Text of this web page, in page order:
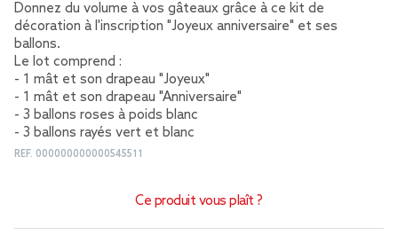
Donnez du volume à vos gâteaux grâce à ce kit de
décoration à l'inscription "Joyeux anniversaire" et ses
ballons.
Le lot comprend :
- 1 mât et son drapeau "Joyeux"
- 1 mât et son drapeau "Anniversaire"
- 3 ballons roses à poids blanc
- 3 ballons rayés vert et blanc
REF. 000000000000545511
Ce produit vous plaît ?